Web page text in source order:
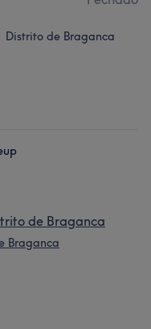
Distrito de Braganca
de Braganca
Braganca